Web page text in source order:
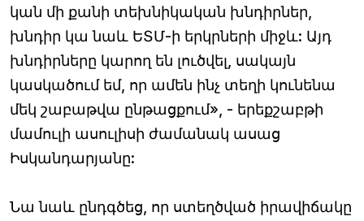
կան մի քանի տեխնիկական խնդիրներ,
խնդիր կա նաև ԵՏՄ-ի երկրների միջև: Այդ
խնդիրները կարող են լուծվել, սակայն
կասկածում եմ, որ ամեն ինչ տեղի կունենա
մեկ շաբաթվա ընթացքում», - երեքշաբթի
մամուլի ասուլիսի ժամանակ ասաց
Իսկանդարյանը:
Նա նաև ընդգծեց, որ ստեղծված իրավիճակը